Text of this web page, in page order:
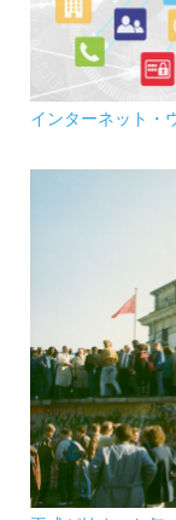
インターネット・